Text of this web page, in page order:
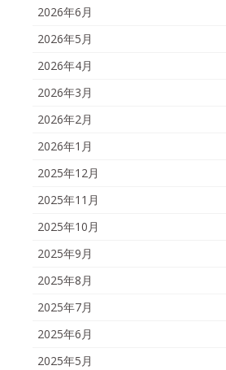
2026年6月
2026年5月
2026年4月
2026年3月
2026年2月
2026年1月
2025年12月
2025年11月
2025年10月
2025年9月
2025年8月
2025年7月
2025年6月
2025年5月